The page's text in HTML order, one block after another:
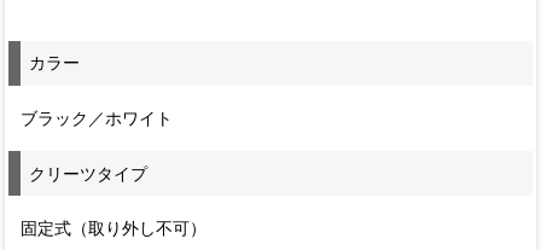
カラー
ブラック／ホワイト
クリーツタイプ
固定式（取り外し不可）